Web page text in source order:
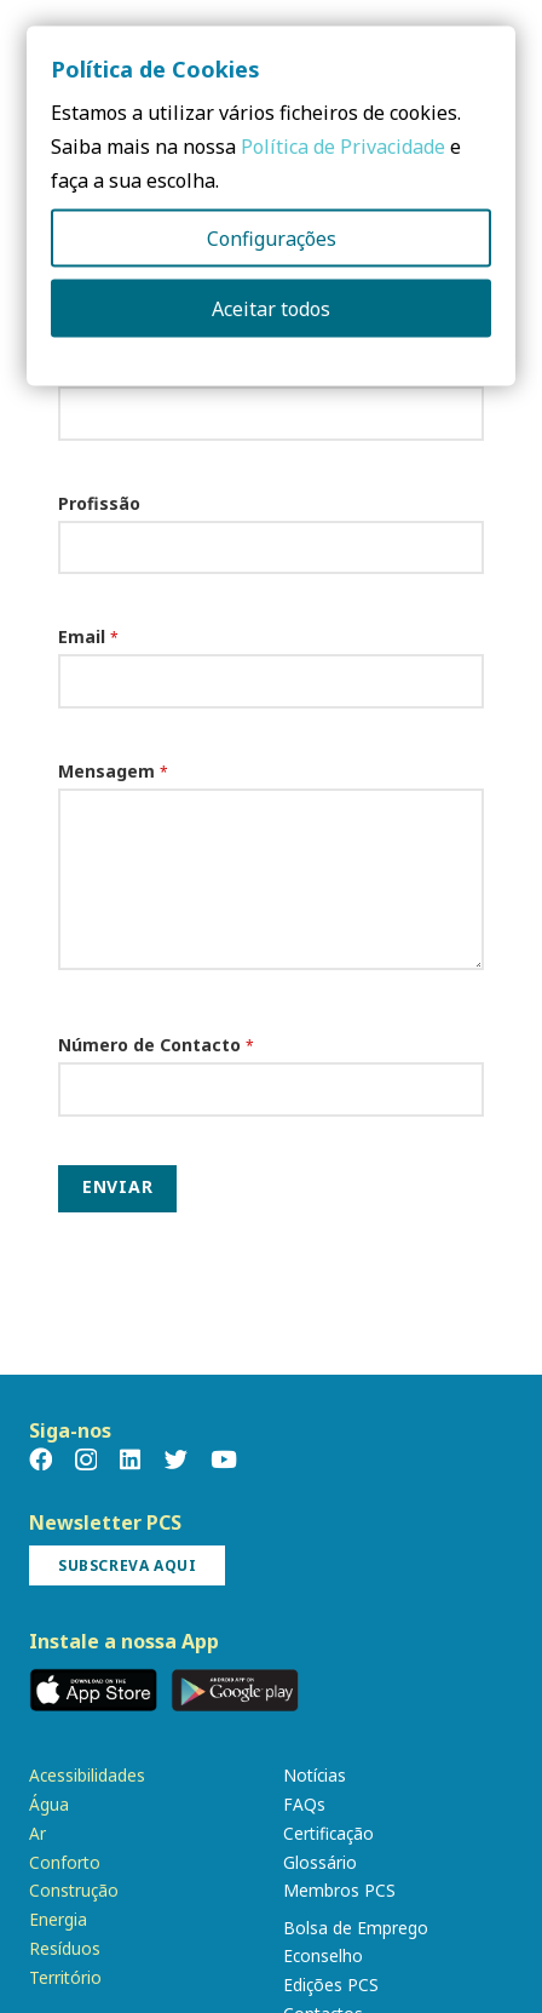
Dúvidas? Envie-me uma
mensagem:
Profissão
Email *
Mensagem *
Número de Contacto *
ENVIAR
Siga-nos
Newsletter PCS
SUBSCREVA AQUI
Instale a nossa App
Acessibilidades
Água
Ar
Conforto
Construção
Energia
Resíduos
Território
Notícias
FAQs
Certificação
Glossário
Membros PCS
Bolsa de Emprego
Econselho
Edições PCS
Política de Cookies
Estamos a utilizar vários ficheiros de cookies.
Saiba mais na nossa Política de Privacidade e
faça a sua escolha.
Configurações
Aceitar todos